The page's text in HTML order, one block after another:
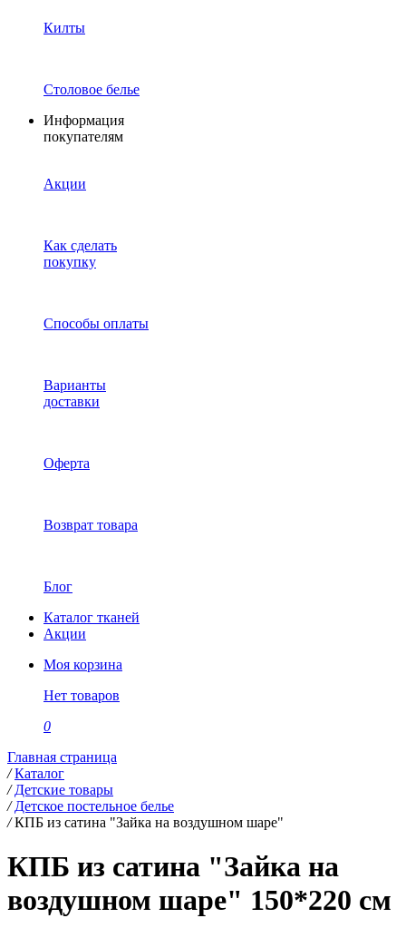
Килты
Столовое белье
Информация
покупателям
Акции
Как сделать
покупку
Способы оплаты
Варианты
доставки
Оферта
Возврат товара
Блог
Каталог тканей
Акции
Моя корзина
Нет товаров
0
Главная страница
/ Каталог
/ Детские товары
/ Детское постельное белье
/ КПБ из сатина "Зайка на воздушном шаре"
КПБ из сатина "Зайка на
воздушном шаре" 150*220 см